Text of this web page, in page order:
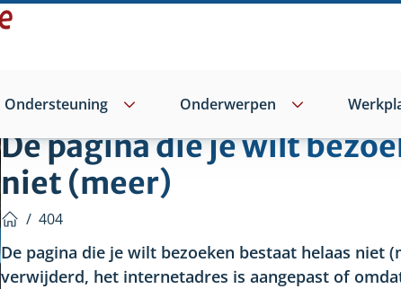
Ondersteuning Onderwerpen
De pagina die je wilt
niet (meer)
/ 404
De pagina die je wilt bezoeken bestaat helaas niet
verwijderd, het internetadres is aangepast of